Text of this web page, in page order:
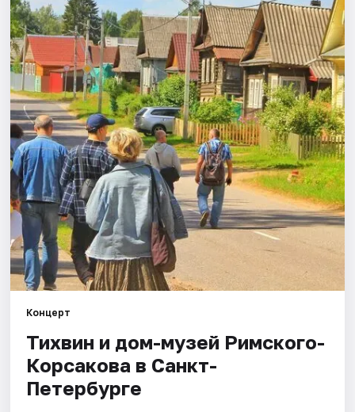
Города
Площадки
Артисты
Рейтинги
Концерт
Тихвин и дом-музей Римского-
Корсакова в Санкт-
Петербурге